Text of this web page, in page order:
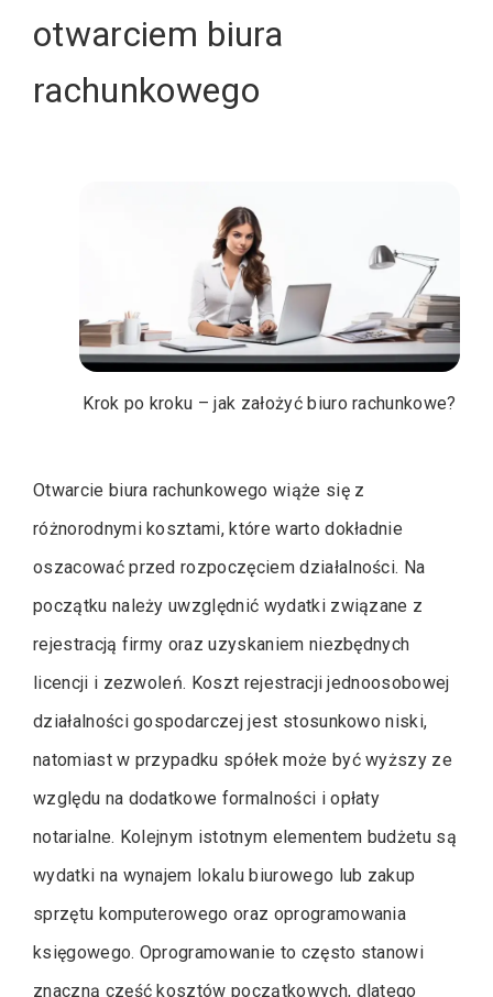
otwarciem biura
rachunkowego
Krok po kroku – jak założyć biuro rachunkowe?
Otwarcie biura rachunkowego wiąże się z
różnorodnymi kosztami, które warto dokładnie
oszacować przed rozpoczęciem działalności. Na
początku należy uwzględnić wydatki związane z
rejestracją firmy oraz uzyskaniem niezbędnych
licencji i zezwoleń. Koszt rejestracji jednoosobowej
działalności gospodarczej jest stosunkowo niski,
natomiast w przypadku spółek może być wyższy ze
względu na dodatkowe formalności i opłaty
notarialne. Kolejnym istotnym elementem budżetu są
wydatki na wynajem lokalu biurowego lub zakup
sprzętu komputerowego oraz oprogramowania
księgowego. Oprogramowanie to często stanowi
znaczną część kosztów początkowych, dlatego